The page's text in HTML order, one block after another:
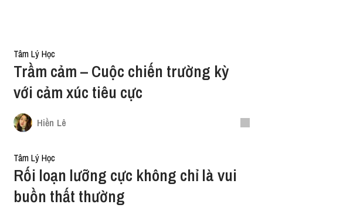
Tâm Lý Học
Trầm cảm – Cuộc chiến trường kỳ
với cảm xúc tiêu cực
Hiền Lê
Tâm Lý Học
Rối loạn lưỡng cực không chỉ là vui
buồn thất thường